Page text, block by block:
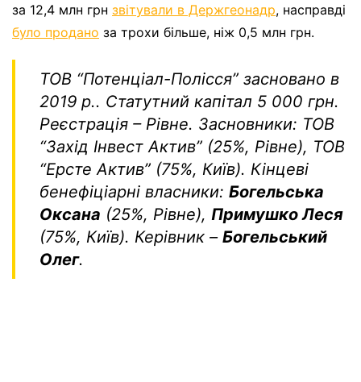
за 12,4 млн грн звітували в Держгеонадр, насправді
було продано за трохи більше, ніж 0,5 млн грн.
ТОВ “Потенціал-Полісся” засновано в
2019 р.. Статутний капітал 5 000 грн.
Реєстрація – Рівне. Засновники: ТОВ
“Захід Інвест Актив” (25%, Рівне), ТОВ
“Ерсте Актив” (75%, Київ). Кінцеві
бенефіціарні власники: Богельська
Оксана (25%, Рівне), Примушко Леся
(75%, Київ). Керівник – Богельський
Олег.